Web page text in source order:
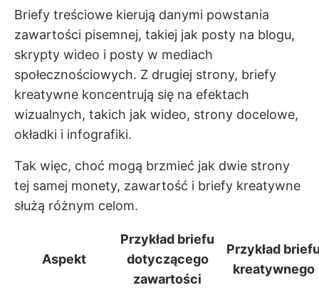
Briefy treściowe kierują danymi powstania
zawartości pisemnej, takiej jak posty na blogu,
skrypty wideo i posty w mediach
społecznościowych. Z drugiej strony, briefy
kreatywne koncentrują się na efektach
wizualnych, takich jak wideo, strony docelowe,
okładki i infografiki.
Tak więc, choć mogą brzmieć jak dwie strony
tej samej monety, zawartość i briefy kreatywne
służą różnym celom.
Aspekt
Przykład briefu
dotyczącego
zawartości
Przykład
kreatywnego